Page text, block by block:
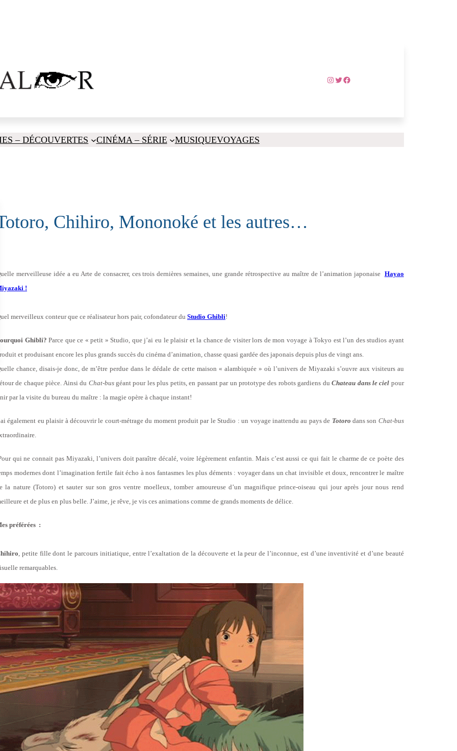
Instagram
TwitterFacebook
– DÉCOUVERTES CINÉMA – SÉRIE MUSIQUEVOYAGES
Chihiro, Mononoké et les autres…
merveilleuse idée a eu Arte de consacrer, ces trois dernières semaines, une grande rétrospective au maître de l’animation japonaise Hayao
!
merveilleux conteur que ce réalisateur hors pair, cofondateur du Studio Ghibli!
Ghibli? Parce que ce « petit » Studio, que j’ai eu le plaisir et la chance de visiter lors de mon voyage à Tokyo est l’un des studios ayant
et produisant encore les plus grands succès du cinéma d’animation, chasse quasi gardée des japonais depuis plus de vingt ans.
chance, disais-je donc, de m’être perdue dans le dédale de cette maison « alambiquée » où l’univers de Miyazaki s’ouvre aux visiteurs au
de chaque pièce. Ainsi du Chat-busgéant pour les plus petits, en passant par un prototype des robots gardiens duChateau dans le ciel pour
par la visite du bureau du maître : la magie opère à chaque instant!
également eu plaisir à découvrir le court-métrage du moment produit par le Studio : un voyage inattendu au pays de Totorodans son Chat-bus
qui ne connait pas Miyazaki, l’univers doit paraître décalé, voire légèrement enfantin. Mais c’est aussi ce qui fait le charme de ce poète des
modernes dont l’imagination fertile fait écho à nos fantasmes les plus déments : voyager dans un chat invisible et doux, rencontrer le maître
la nature (Totoro) et sauter sur son gros ventre moelleux, tomber amoureuse d’un magnifique prince-oiseau qui jour après jour nous rend
et de plus en plus belle. J’aime, je rêve, je vis ces animations comme de grands moments de délice.
préférées :
, petite fille dont le parcours initiatique, entre l’exaltation de la découverte et la peur de l’inconnue, est d’une inventivité et d’une beauté
remarquables.